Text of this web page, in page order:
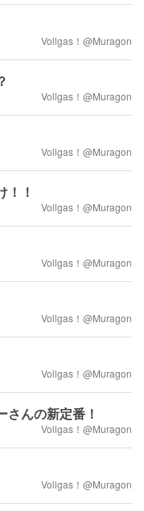
Vollgas！@Muragon
Vollgas！@Muragon
Vollgas！@Muragon
！！
Vollgas！@Muragon
Vollgas！@Muragon
Vollgas！@Muragon
Vollgas！@Muragon
さんの新定番！
Vollgas！@Muragon
Vollgas！@Muragon